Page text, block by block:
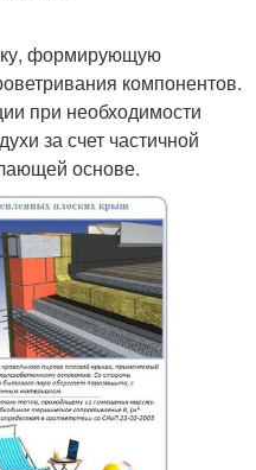
формирующую
компонентов.
при необходимости
за счет частичной
основе.